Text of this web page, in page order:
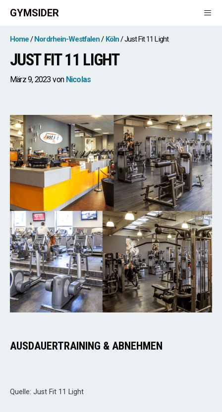
Zum
Inhalt
springen
GYMSIDER
Home Nordrhein-Westfalen Köln Just Fit 11 Light
JUST FIT 11 LIGHT
März 9, 2023 von Nicolas
AUSDAUERTRAINING & ABNEHMEN
Quelle: Just Fit 11 Light